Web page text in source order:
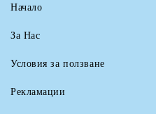
Начало
За Нас
Условия за ползване
Рекламации